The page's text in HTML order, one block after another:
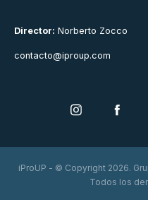
Director: Norberto Zocco
contacto@iproup.com
iProUP - © Copyright 2026.
Todos los